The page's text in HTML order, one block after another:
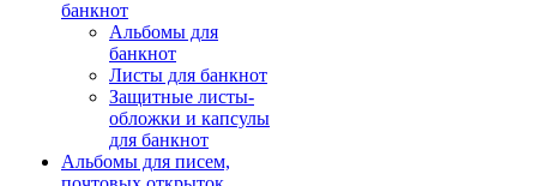
банкнот
Альбомы для
банкнот
Листы для банкнот
Защитные листы-
обложки и капсулы
для банкнот
Альбомы для писем,